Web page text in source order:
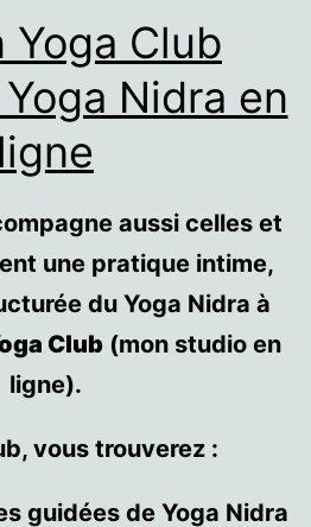
Yoga Club
Nidra en
ligne
aussi celles et
une pratique intime,
du Yoga Nidra à
Club(mon studio en
ligne).
vous trouverez :
guidées de Yoga Nidra